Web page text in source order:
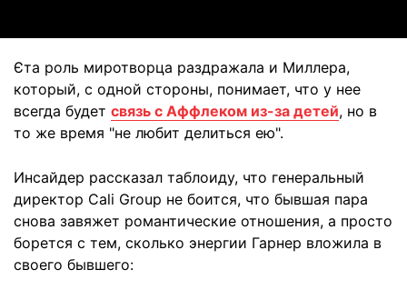
Єта роль миротворца раздражала и Миллера,
который, с одной стороны, понимает, что у нее
всегда будет связь с Аффлеком из-за детей, но в
то же время "не любит делиться ею".
Инсайдер рассказал таблоиду, что генеральный
директор Cali Group не боится, что бывшая пара
снова завяжет романтические отношения, а просто
борется с тем, сколько энергии Гарнер вложила в
своего бывшего: